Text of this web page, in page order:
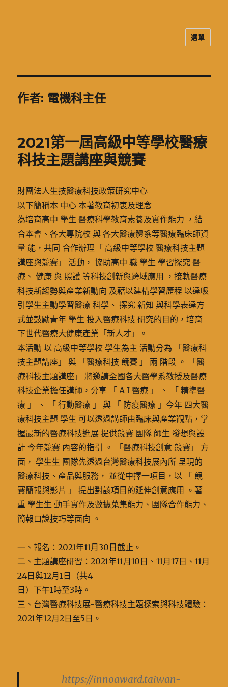
選單
作者: 電機科主任
2021第一屆高級中等學校醫療
科技主題講座與競賽
財團法人生技醫療科技政策研究中心
以下簡稱本 中心 本著教育初衷及理念
為培育高中 學生 醫療科學教育素養及實作能力 ，結
合本會、各大專院校 與 各大醫療體系等醫療臨床師資
量 能，共同 合作辦理「 高級中等學校 醫療科技主題
講座與競賽」 活動， 協助高中 職 學生 學習探究 醫
療、 健康 與 照護 等科技創新與跨域應用 ，接軌醫療
科技新趨勢與產業新動向 及藉以建構學習歷程 以達吸
引學生主動學習醫療 科學、 探究 新知 與科學表達方
式並鼓勵青年 學生 投入醫療科技 研究的目的，培育
下世代醫療大健康產業「新人才」。
本活動 以 高級中等學校 學生為主 活動分為 「醫療科
技主題講座」 與 「醫療科技 競賽 」 兩 階段 。 「醫
療科技主題講座」 將邀請全國各大醫學系教授及醫療
科技企業擔任講師，分享 「 A I 醫療 」 、 「 精準醫
療 」 、 「 行動醫療 」 與 「 防疫醫療 」今年 四大醫
療科技主題 學生 可以透過講師由臨床與產業觀點，掌
握最新的醫療科技進展 提供競賽 團隊 師生 發想與設
計 今年競賽 內容的指引 。 「醫療科技創意 競賽」 方
面， 學生生 團隊先透過台灣醫療科技展內所 呈現的
醫療科技、產品與服務， 並從中擇一項目，以 「 競
賽簡報與影片 」 提出對該項目的延伸創意應用 。著
重 學生生 動手實作及數據蒐集能力、團隊合作能力、
簡報口說技巧等面向 。
一、報名：2021年11月30日截止。
二、主題講座研習：2021年11月10日、11月17日、11月
24日與12月1日（共4
日）下午1時至3時。
三、台灣醫療科技展-醫療科技主題探索與科技體驗：
2021年12月2日至5日。
https://innoaward.taiwan-